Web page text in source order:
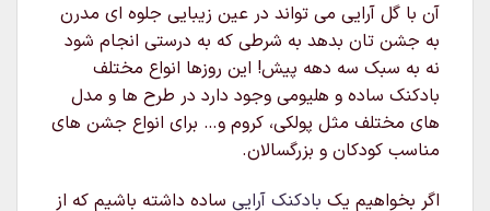
آن با گل آرایی می تواند در عین زیبایی جلوه ای مدرن
به جشن تان بدهد به شرطی که به درستی انجام شود
نه به سبک سه دهه پیش! این روزها انواع مختلف
بادکنک ساده و هلیومی وجود دارد در طرح ها و مدل
های مختلف مثل پولکی، کروم و… برای انواع جشن های
مناسب کودکان و بزرگسالان.
اگر بخواهیم یک بادکنک آرایی ساده داشته باشیم که از